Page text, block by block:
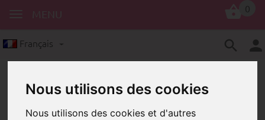
Nous utilisons des cookies
Nous utilisons des cookies et d'autres
Français